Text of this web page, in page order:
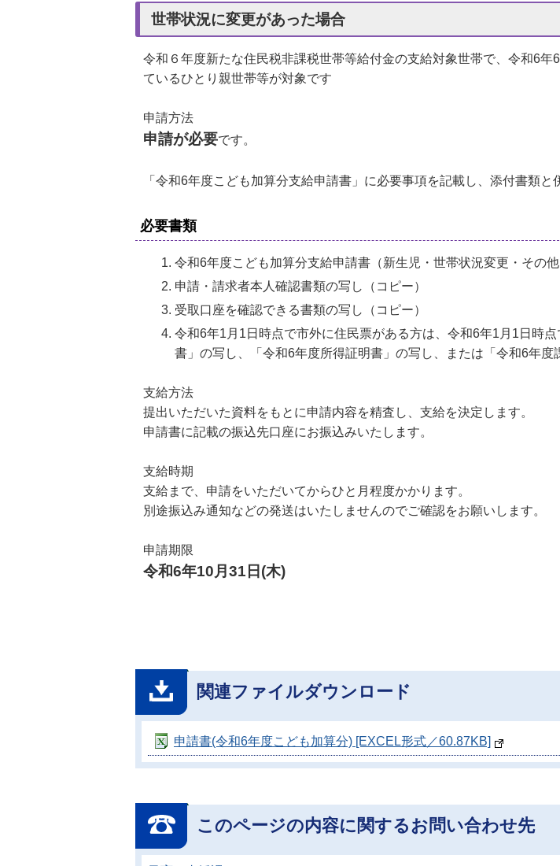
世帯状況に変更があった場合
令和６年度新たな住民税非課税世帯等給付金の支給対象世帯で、令和6
ているひとり親世帯等が対象です
申請方法
申請が必要です。
「令和6年度こども加算分支給申請書」に必要事項を記載し、添付書類
必要書類
令和6年度こども加算分支給申請書（新生児・世帯状況変更・その他
申請・請求者本人確認書類の写し（コピー）
受取口座を確認できる書類の写し（コピー）
令和6年1月1日時点で市外に住民票がある方は、令和6年1月1日時
書」の写し、「令和6年度所得証明書」の写し、または「令和6年度
支給方法
提出いただいた資料をもとに申請内容を精査し、支給を決定します。
申請書に記載の振込先口座にお振込みいたします。
支給時期
支給まで、申請をいただいてからひと月程度かかります。
別途振込み通知などの発送はいたしませんのでご確認をお願いします。
申請期限
令和6年10月31日(木)
関連ファイルダウンロード
申請書(令和6年度こども加算分) [EXCEL形式／60.87KB]
このページの内容に関するお問い合わせ先